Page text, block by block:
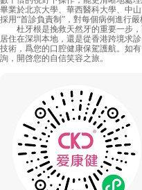
畢業於北京大學、華西醫科大學、中
採用“首診負責制”，對每個病例進行嚴
杜牙根是挽救天然牙的重要一步，
居住在深圳本地，還是從香港跨境求
技術，爲您的口腔健康保駕護航。如
詢，開啓您的自信笑容之旅。